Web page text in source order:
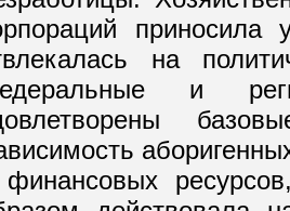
приносила
на
и